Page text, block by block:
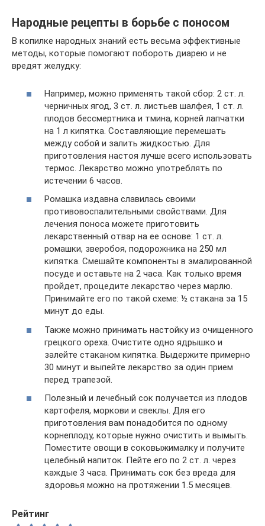
Народные рецепты в борьбе с поносом
В копилке народных знаний есть весьма эффективные
методы, которые помогают побороть диарею и не
вредят желудку:
Например, можно применять такой сбор: 2 ст. л.
черничных ягод, 3 ст. л. листьев шалфея, 1 ст. л.
плодов бессмертника и тмина, корней лапчатки
на 1 л кипятка. Составляющие перемешать
между собой и залить жидкостью. Для
приготовления настоя лучше всего использовать
термос. Лекарство можно употреблять по
истечении 6 часов.
Ромашка издавна славилась своими
противовоспалительными свойствами. Для
лечения поноса можете приготовить
лекарственный отвар на ее основе: 1 ст. л.
ромашки, зверобоя, подорожника на 250 мл
кипятка. Смешайте компоненты в эмалированной
посуде и оставьте на 2 часа. Как только время
пройдет, процедите лекарство через марлю.
Принимайте его по такой схеме: ½ стакана за 15
минут до еды.
Также можно принимать настойку из очищенного
грецкого ореха. Очистите одно ядрышко и
залейте стаканом кипятка. Выдержите примерно
30 минут и выпейте лекарство за один прием
перед трапезой.
Полезный и лечебный сок получается из плодов
картофеля, моркови и свеклы. Для его
приготовления вам понадобится по одному
корнеплоду, которые нужно очистить и вымыть.
Поместите овощи в соковыжималку и получите
целебный напиток. Пейте его по 2 ст. л. через
каждые 3 часа. Принимать сок без вреда для
здоровья можно на протяжении 1.5 месяцев.
Рейтинг